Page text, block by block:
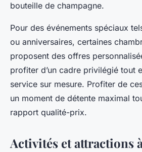
bouteille de champagne.
Pour des événements spéciaux
ou anniversaires, certaines
proposent des offres
profiter d’un cadre privilégié tout
service sur mesure. Profiter de
un moment de détente maximal
rapport qualité-prix.
Activités et attractions